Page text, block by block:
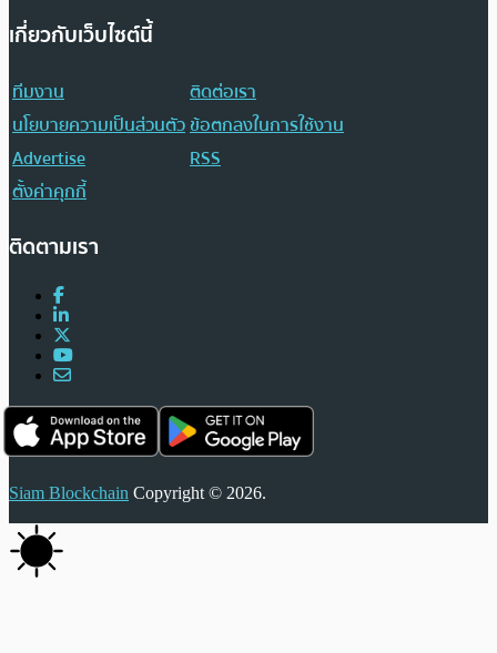
เกี่ยวกับเว็บไซต์นี้
ทีมงาน
ติดต่อเรา
นโยบายความเป็นส่วนตัวข้อตกลงในการใช้งาน
Advertise
RSS
ตั้งค่าคุกกี้
ติดตามเรา
Siam Blockchain Copyright © 2026.